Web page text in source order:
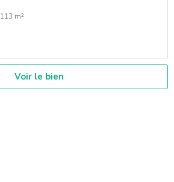
113 m²
Voir le bien